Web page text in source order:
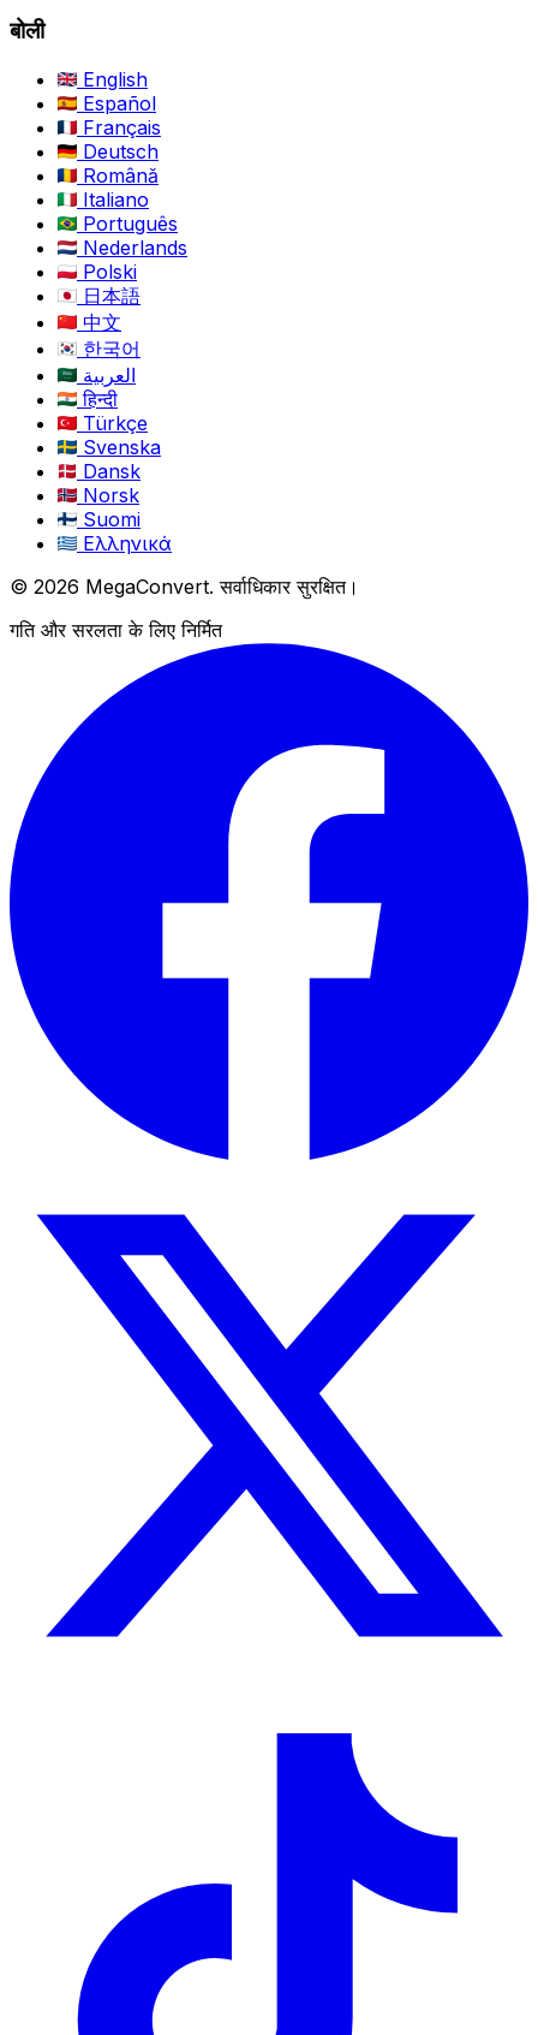
बोली
English
Español
Français
Deutsch
Română
Italiano
Português
Nederlands
Polski
日本語
中文
한국어
العربية
हिन्दी
Türkçe
Svenska
Dansk
Norsk
Suomi
Ελληνικά
© 2026 MegaConvert. सर्वाधिकार सुरक्षित।
गति और सरलता के लिए निर्मित